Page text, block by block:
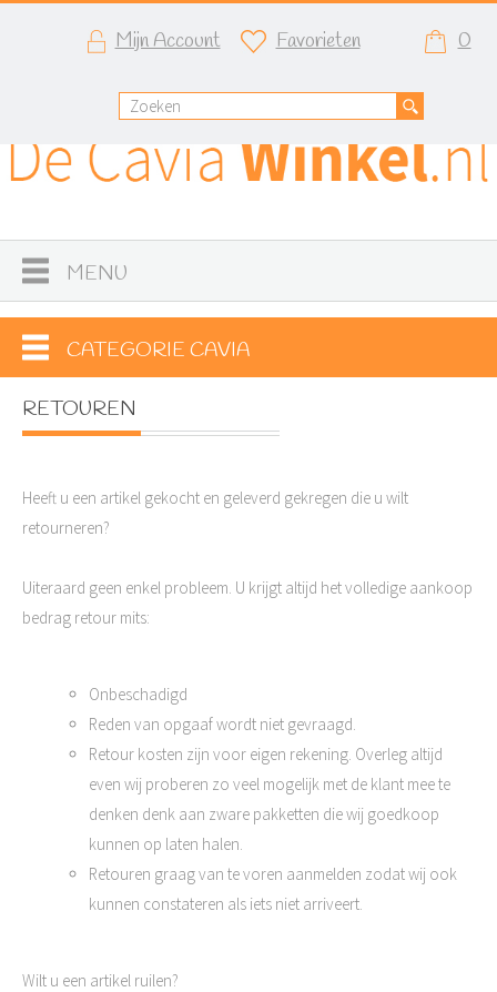
Mijn Account Favorieten 0
MENU
CATEGORIE CAVIA
RETOUREN
Heeft u een artikel gekocht en geleverd gekregen die u wilt
retourneren?
Uiteraard geen enkel probleem. U krijgt altijd het volledige aankoop
bedrag retour mits:
Onbeschadigd
Reden van opgaaf wordt niet gevraagd.
Retour kosten zijn voor eigen rekening. Overleg altijd
even wij proberen zo veel mogelijk met de klant mee te
denken denk aan zware pakketten die wij goedkoop
kunnen op laten halen.
Retouren graag van te voren aanmelden zodat wij ook
kunnen constateren als iets niet arriveert.
Wilt u een artikel ruilen?